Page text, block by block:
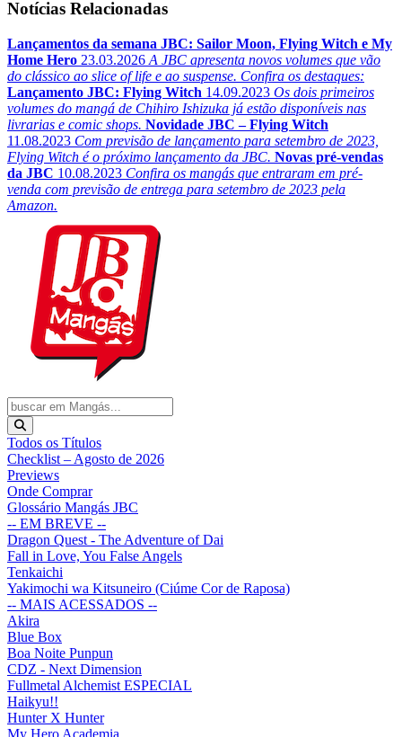
Notícias Relacionadas
Lançamentos da semana JBC: Sailor Moon, Flying Witch e My
Home Hero 23.03.2026 A JBC apresenta novos volumes que vão
do clássico ao slice of life e ao suspense. Confira os destaques:
Lançamento JBC: Flying Witch 14.09.2023 Os dois primeiros
volumes do mangá de Chihiro Ishizuka já estão disponíveis nas
livrarias e comic shops. Novidade JBC – Flying Witch
11.08.2023 Com previsão de lançamento para setembro de 2023,
Flying Witch é o próximo lançamento da JBC. Novas pré-vendas
da JBC 10.08.2023 Confira os mangás que entraram em pré-
venda com previsão de entrega para setembro de 2023 pela
Amazon.
Todos os Títulos
Checklist – Agosto de 2026
Previews
Onde Comprar
Glossário Mangás JBC
-- EM BREVE --
Dragon Quest - The Adventure of Dai
Fall in Love, You False Angels
Tenkaichi
Yakimochi wa Kitsuneiro (Ciúme Cor de Raposa)
-- MAIS ACESSADOS --
Akira
Blue Box
Boa Noite Punpun
CDZ - Next Dimension
Fullmetal Alchemist ESPECIAL
Haikyu!!
Hunter X Hunter
My Hero Academia